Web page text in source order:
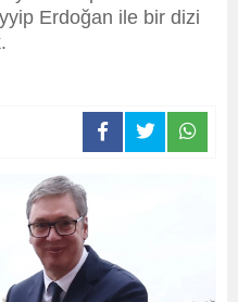
Erdoğan ile bir dizi